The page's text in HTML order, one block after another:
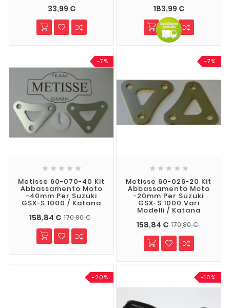
33,99 € 183,99 €
-7%
    
Metisse 60-070-40 Kit
Abbassamento Moto
-40mm Per Suzuki
GSX-S 1000 / Katana
158,84 € 170,80 €
-7%
    
Metisse 60-026-20 Kit
Abbassamento Moto
-20mm Per Suzuki
GSX-S 1000 Vari
Modelli / Katana
158,84 € 170,80 €
-20% -10%